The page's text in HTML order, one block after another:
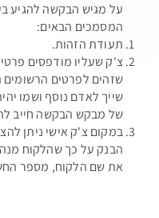
על מגיש הבקשה להגיע
המסמכים הבאים:
תעודת הזהות.
צ'ק שעליו מודפסים
שזהים לפרטים
שייך לאדם נוסף ושמו
של מבקש הבקשה חייב
במקום צ'ק אישי ניתן
הבנק על כך שהלקוח
את שם הלקוח, מספר